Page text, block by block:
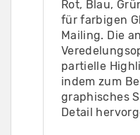
Rot, Blau,
für farbigen
Mailing. Die
partielle
indem zum
graphisches
Detail